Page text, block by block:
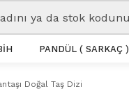
PANDÜL ( SARKAÇ )
Doğal Taş Dizi